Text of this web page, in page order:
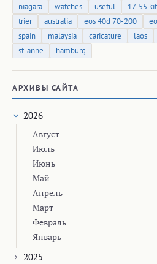
niagara
watches useful 17-55 kit
trier
australia eos 40d 70-200
spain
malaysia caricature laos
st. anne
hamburg
АРХИВЫ САЙТА
2026
Август
Июль
Июнь
Май
Апрель
Март
Февраль
Январь
2025